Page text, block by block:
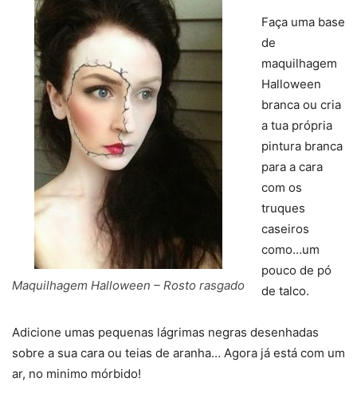
Maquilhagem Halloween – Rosto rasgado
Faça uma base
de
maquilhagem
Halloween
branca ou cria
a tua própria
pintura branca
para a cara
com os
truques
caseiros
como…um
pouco de pó
de talco.
Adicione umas pequenas lágrimas negras desenhadas
sobre a sua cara ou teias de aranha… Agora já está com um
ar, no minimo mórbido!